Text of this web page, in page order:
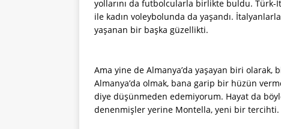
yollarını da futbolcularla birlikte buldu. Türk-
ile kadın voleybolunda da yaşandı.
yaşanan bir başka güzellikti.
Ama yine de Almanya’da yaşayan biri
Almanya’da olmak, bana garip bir hüzün
diye düşünmeden edemiyorum. Hayat da
denenmişler yerine Montella, yeni bir tercihti.